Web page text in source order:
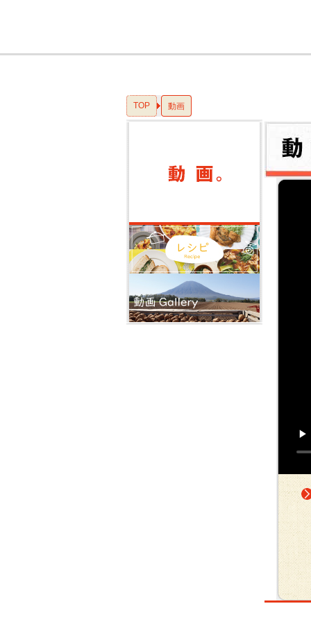
TOP 動画